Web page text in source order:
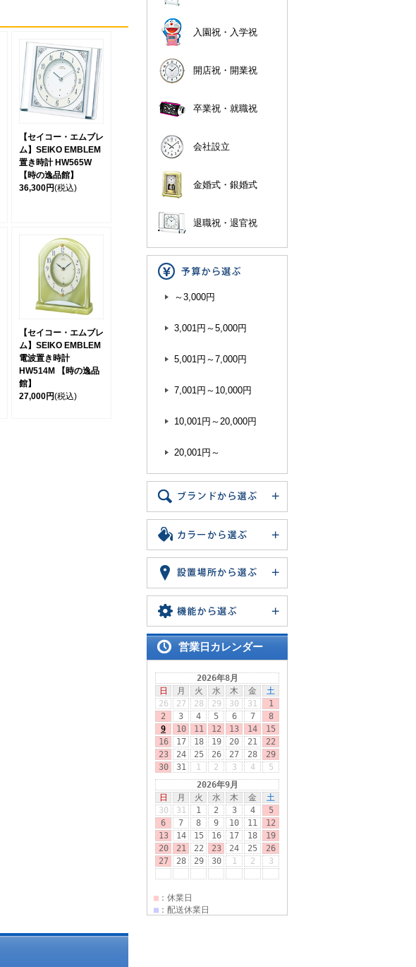
【セイコー・エムブレ
ム】SEIKO EMBLEM
置き時計 HW565W
【時の逸品館】
36,300円(税込)
【セイコー・エムブレ
ム】SEIKO EMBLEM
電波置き時計
HW514M 【時の逸品
館】
27,000円(税込)
入園祝・入学祝
開店祝・開業祝
卒業祝・就職祝
会社設立
金婚式・銀婚式
退職祝・退官祝
～3,000円
3,001円～5,000円
5,001円～7,000円
7,001円～10,000円
10,001円～20,000円
20,001円～
営業日カレンダー